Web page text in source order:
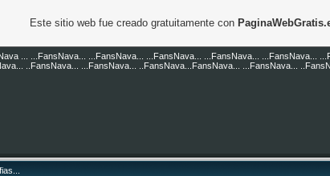
... ...FansNava... ...FansNava... ...FansNava... ...FansNava...
..FansNava... ...FansNava... ..FansNava...FansNava... ...FansNava...
Este sitio web fue creado gratuitamente con